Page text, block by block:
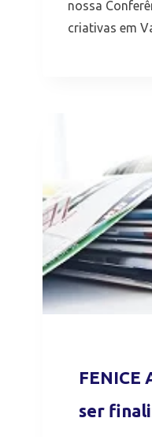
nossa
criativas em
FENICE
ser